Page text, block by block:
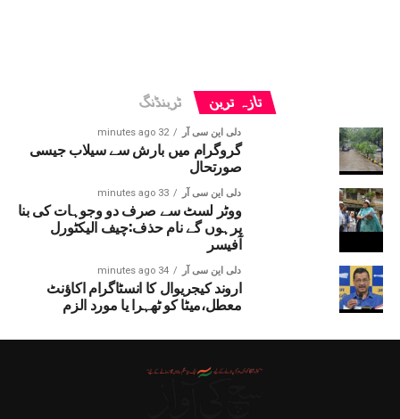
تازہ ترین ٹرینڈنگ
دلی این سی آر 32 minutes ago
گروگرام میں بارش سے سیلاب جیسی
صورتحال
دلی این سی آر 33 minutes ago
ووٹر لسٹ سے صرف دو وجوہات کی بنا
پرہوں گے نام حذف:چیف الیکٹورل
آفیسر
دلی این سی آر 34 minutes ago
اروند کیجریوال کا انسٹاگرام اکاؤنٹ
معطل،میٹا کو ٹھہرا یا مورد الزم